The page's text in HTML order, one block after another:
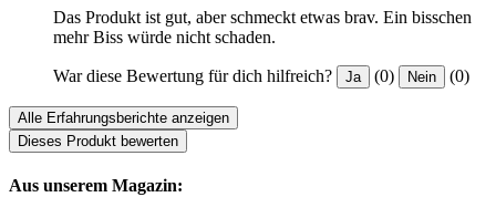
Das Produkt ist gut, aber schmeckt etwas brav. Ein bisschen
mehr Biss würde nicht schaden.
War diese Bewertung für dich hilfreich? Ja (0) Nein (0)
Alle Erfahrungsberichte anzeigen
Dieses Produkt bewerten
Aus unserem Magazin: